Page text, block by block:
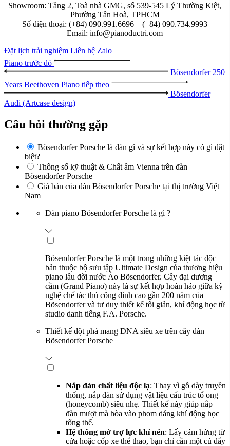
Showroom: Tầng 2, Toà nhà GMG, số 539-545 Lý Thường Kiệt,
Phường Tân Hoà, TPHCM
Số điện thoại: (+84) 090.991.6696 – (+84) 090.734.9993
Email: info@pianoductri.com
Đặt lịch trải nghiệm Liên hệ Zalo
Piano trước đó
Bösendorfer 250
Years Beethoven Piano tiếp theo
Bösendorfer
Audi (Artcase design)
Câu hỏi thường gặp
Bösendorfer Porsche là đàn gì và sự kết hợp này có gì đặt
biệt?
Thông số kỹ thuật & Chất âm Vienna trên đàn
Bösendorfer Porsche
Giá bán của đàn Bösendorfer Porsche tại thị trường Việt
Nam
Đàn piano Bösendorfer Porsche là gì ?
Bösendorfer Porsche là một trong những kiệt tác độc
bản thuộc bộ sưu tập Ultimate Design của thương hiệu
piano lâu đời nước Áo Bösendorfer. Cây đại dương
cầm (Grand Piano) này là sự kết hợp hoàn hảo giữa kỹ
nghệ chế tác thủ công đỉnh cao gần 200 năm của
Bösendorfer và tư duy thiết kế tối giản, khí động học từ
studio danh tiếng F.A. Porsche.
Thiết kế đột phá mang DNA siêu xe trên cây đàn
Bösendorfer Porsche
Nắp đàn chất liệu độc lạ: Thay vì gỗ dày truyền
thống, nắp đàn sử dụng vật liệu cấu trúc tổ ong
(honeycomb) siêu nhẹ. Thiết kế này giúp nắp
đàn mượt mà hòa vào phom dáng khí động học
tổng thể.
Hệ thống mở trợ lực khí nén: Lấy cảm hứng từ
cửa hoặc cốp xe thể thao, bạn chỉ cần một cú đẩy